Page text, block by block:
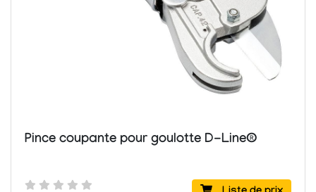
Pince coupante pour goulotte D-Line®